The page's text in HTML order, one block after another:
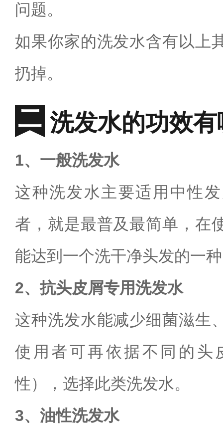
问题。
如果你家的洗发水含有以上
扔掉。
洗发水的功效有
1、一般洗发水
这种洗发水主要适用中性
者，就是最普及最简单，在
能达到一个洗干净头发的一
2、抗头皮屑专用洗发水
这种洗发水能减少细菌滋生
使用者可再依据不同的头
性），选择此类洗发水。
3、油性洗发水